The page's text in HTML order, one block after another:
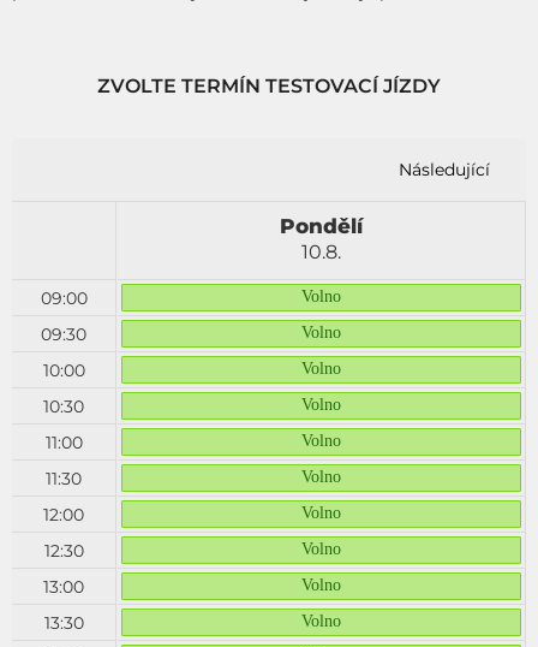
ZVOLTE TERMÍN TESTOVACÍ JÍZDY
Následující
09:00
09:30
10:00
10:30
11:00
11:30
12:00
12:30
13:00
13:30
Pondělí
10.8.
Volno
Volno
Volno
Volno
Volno
Volno
Volno
Volno
Volno
Volno